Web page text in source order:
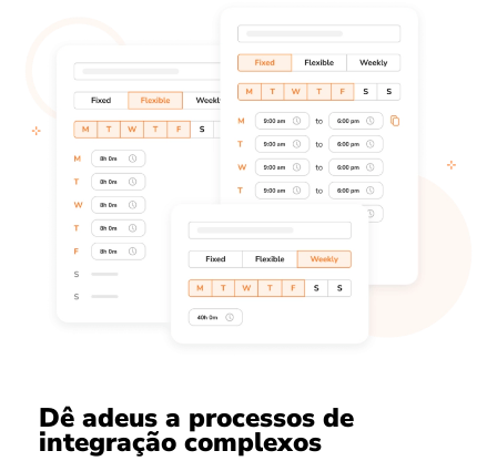
Dê adeus a processos de
integração complexos